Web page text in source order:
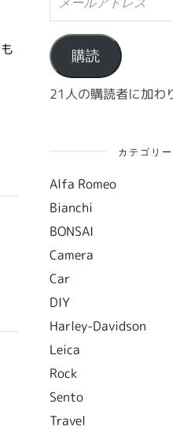
ル
ア
ド
レ
ス
購読
21人の購読者に加わ
カテゴリー
Alfa Romeo
Bianchi
BONSAI
Camera
Car
DIY
Harley-Davidson
Leica
Rock
Sento
Travel